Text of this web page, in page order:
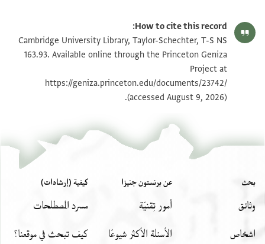
Alan Elbaum's digital edition (2026).
בשם נוצר ידידיו ושומר נפשות חסידיו
מציל עני מחזק ממנו וג
הו תעאלי עלם בשדת אן אנא פיהא מן מרצא
וקלת מכשב ואחב שי לא בד מנה וקד אני
אקדר אן אחמל תקלי ען רבאנו יחי לעד
T-S NS 163.93 1v تكبير و تدوير
بيان أذونات الصورة
How to cite this record:
Cambridge University Library, Taylor-Schechter, T-S NS
163.93. Available online through the Princeton Geniza
Project at
https://geniza.princeton.edu/documents/23742/
(accessed August 9, 2026).
بحث
وثائق
اشخاص
عن برنستون جنيزا
أمور تِقنيّة
الأسئلة الأكثر شيوعًا
كيفية (إرشادات)
مسرد المصطلحات
كيف تبحث في موقعنا؟